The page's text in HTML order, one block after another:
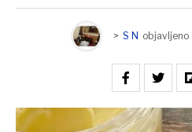
> S N objavljeno